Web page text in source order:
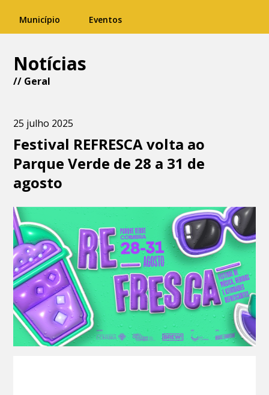
Município Eventos
Notícias
// Geral
25 julho 2025
Festival REFRESCA volta ao
Parque Verde de 28 a 31 de
agosto